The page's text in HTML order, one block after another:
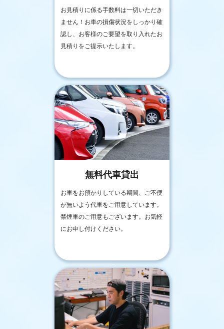
お見積りに係る手数料は一切いただき
ません！お車の損傷状況をしっかり確
認し、お客様のご要望を取り入れたお
見積りをご提示いたします。
無料代車貸出
お車をお預かりしている期間、ご不便
が無いよう代車をご用意しています。
禁煙車のご用意もございます。お気軽
にお申し付けください。